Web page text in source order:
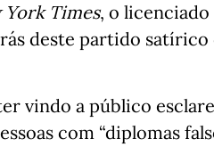
York Times, o licenciado
deste partido
vindo a público
com “diplomas